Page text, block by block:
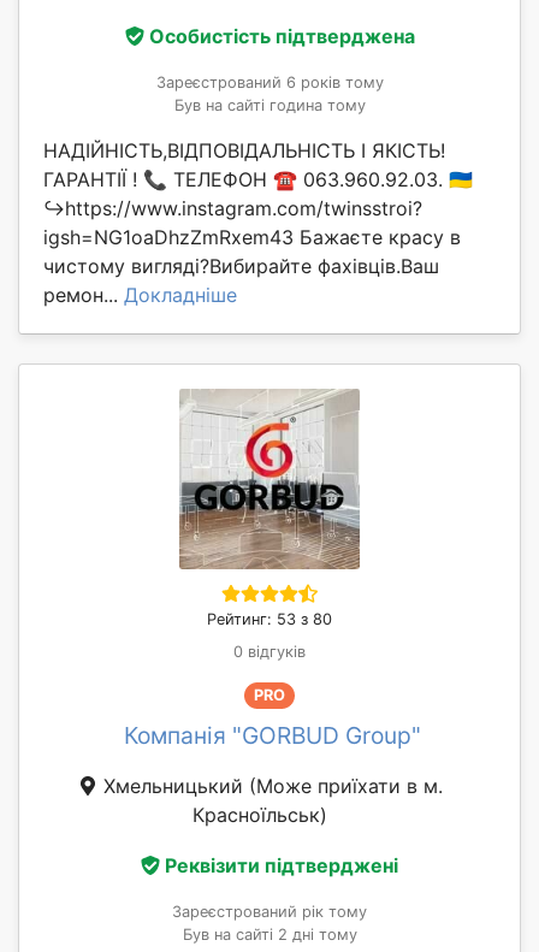
Особистість підтверджена
Зареєстрований 6 років тому
Був на сайті година тому
НАДІЙНІСТЬ,ВІДПОВІДАЛЬНІСТЬ І ЯКІСТЬ!
ГАРАНТІЇ ! 📞 ТЕЛЕФОН ☎️ 063.960.92.03. 🇺🇦
↪️https://www.instagram.com/twinsstroi?
igsh=NG1oaDhzZmRxem43 Бажаєте красу в
чистому вигляді?Вибирайте фахівців.Ваш
ремон... Докладніше
Рейтинг: 53 з 80
0 відгуків
PRO
Компанія "GORBUD Group"
Хмельницький (Може приїхати в м.
Красноїльськ)
Реквізити підтверджені
Зареєстрований рік тому
Був на сайті 2 дні тому